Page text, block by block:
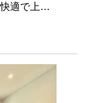
ザイトリバー・トゥーティエム – 快適で上質な暮らし